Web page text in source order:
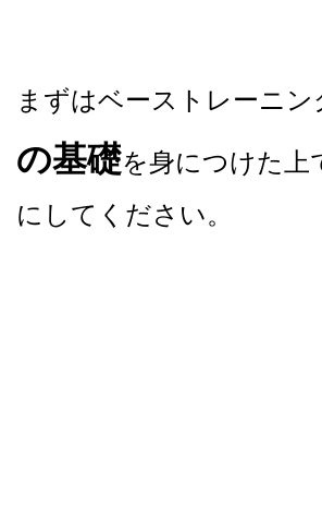
まずはベーストレーニン
の基礎を身につけた上
にしてください。